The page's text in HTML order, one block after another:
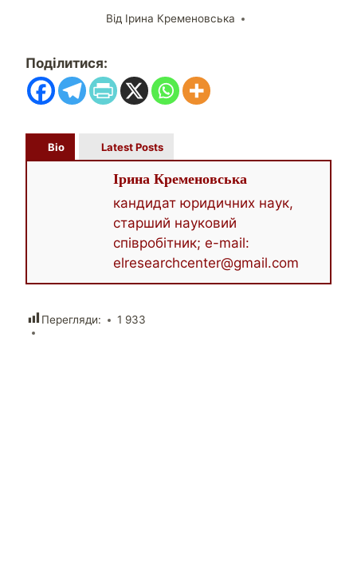
Від Ірина Кременовська
Поділитися:
Bio Latest Posts
Ірина Кременовська
кандидат юридичних наук,
старший науковий
співробітник; e-mail:
elresearchcenter@gmail.com
Перегляди: 1 933